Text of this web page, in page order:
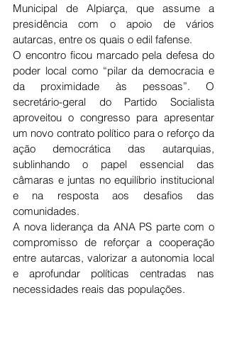
Municipal de Alpiarça, que assume a
presidência com o apoio de vários
autarcas, entre os quais o edil fafense.
O encontro ficou marcado pela defesa do
poder local como “pilar da democracia e
da proximidade às pessoas”. O
secretário-geral do Partido Socialista
aproveitou o congresso para apresentar
um novo contrato político para o reforço da
ação democrática das autarquias,
sublinhando o papel essencial das
câmaras e juntas no equilíbrio institucional
e na resposta aos desafios das
comunidades.
A nova liderança da ANA PS parte com o
compromisso de reforçar a cooperação
entre autarcas, valorizar a autonomia local
e aprofundar políticas centradas nas
necessidades reais das populações.